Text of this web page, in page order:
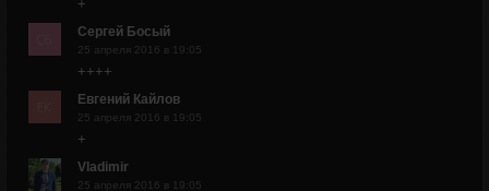
+
Сергей Босый
25 апреля 2016 в 19:05
++++
Евгений Кайлов
25 апреля 2016 в 19:05
+
Vladimir
25 апреля 2016 в 19:05